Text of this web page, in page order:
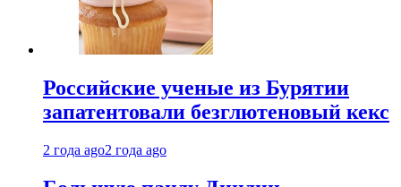
Российские ученые из Бурятии
запатентовали безглютеновый кекс
2 года ago2 года ago